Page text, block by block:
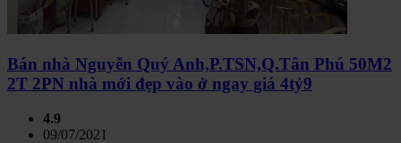
Bán nhà Nguyễn Quý Anh,P.TSN,Q.Tân Phú 50M2
2T 2PN nhà mới đẹp vào ở ngay giá 4tỷ9
4.9
09/07/2021